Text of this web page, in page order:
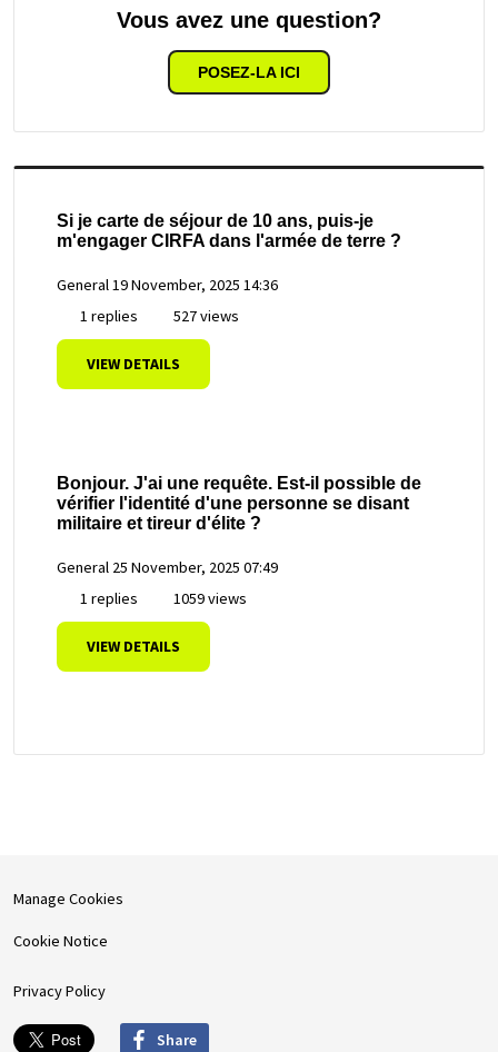
Vous avez une question?
POSEZ-LA ICI
Si je carte de séjour de 10 ans, puis-je
m'engager CIRFA dans l'armée de terre ?
General19 November, 2025 14:36
1 replies
527 views
VIEW DETAILS
Bonjour. J'ai une requête. Est-il possible de
vérifier l'identité d'une personne se disant
militaire et tireur d'élite ?
General 25 November, 2025 07:49
1 replies
1059 views
VIEW DETAILS
Manage Cookies
Cookie Notice
Privacy Policy
Share